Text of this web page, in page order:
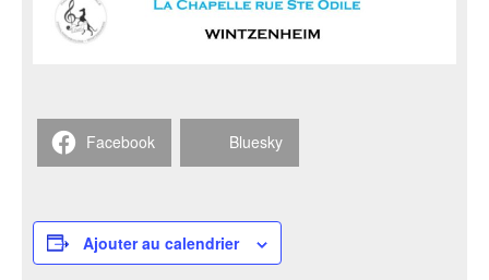
Facebook Bluesky
Ajouter au calendrier